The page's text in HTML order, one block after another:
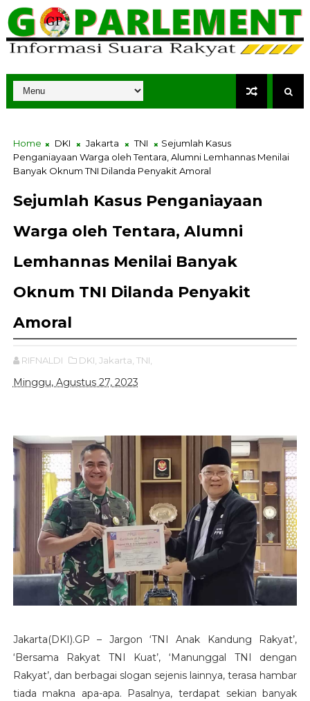
Home DKI Jakarta TNI
Sejumlah Kasus
Penganiayaan Warga oleh Tentara, Alumni Lemhannas Menilai
Banyak Oknum TNI Dilanda Penyakit Amoral
Sejumlah Kasus Penganiayaan
Warga oleh Tentara, Alumni
Lemhannas Menilai Banyak
Oknum TNI Dilanda Penyakit
Amoral
RIFNALDI DKI, Jakarta, TNI,
Minggu, Agustus 27, 2023
Jakarta(DKI).GP – Jargon ‘TNI Anak Kandung Rakyat’,
‘Bersama Rakyat TNI Kuat’, ‘Manunggal TNI dengan
Rakyat’, dan berbagai slogan sejenis lainnya, terasa hambar
tiada makna apa-apa. Pasalnya, terdapat sekian banyak